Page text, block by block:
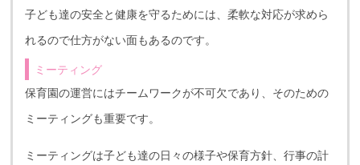
子ども達の安全と健康を守るためには、柔軟な対応が求めら
れるので仕方がない面もあるのです。
ミーティング
保育園の運営にはチームワークが不可欠であり、そのための
ミーティングも重要です。
ミーティングは子ども達の日々の様子や保育方針、行事の計